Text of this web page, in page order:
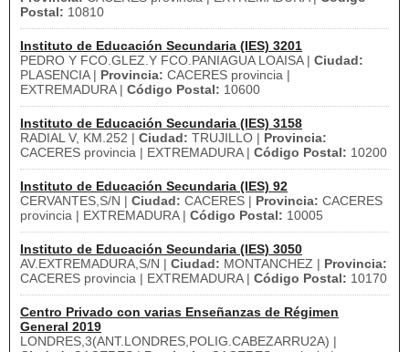
Postal: 10810
Instituto de Educación Secundaria (IES) 3201
PEDRO Y FCO.GLEZ.Y FCO.PANIAGUA LOAISA | Ciudad:
PLASENCIA | Provincia: CACERES provincia |
EXTREMADURA | Código Postal: 10600
Instituto de Educación Secundaria (IES) 3158
RADIAL V, KM.252 | Ciudad: TRUJILLO | Provincia:
CACERES provincia | EXTREMADURA | Código Postal: 10200
Instituto de Educación Secundaria (IES) 92
CERVANTES,S/N | Ciudad: CACERES | Provincia: CACERES
provincia | EXTREMADURA | Código Postal: 10005
Instituto de Educación Secundaria (IES) 3050
AV.EXTREMADURA,S/N | Ciudad: MONTANCHEZ | Provincia:
CACERES provincia | EXTREMADURA | Código Postal: 10170
Centro Privado con varias Enseñanzas de Régimen
General 2019
LONDRES,3(ANT.LONDRES,POLIG.CABEZARRU2A) |